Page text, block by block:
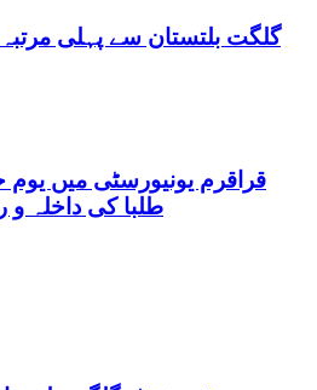
گلگت بلتستان سے پہلی
طلبا کی داخلہ